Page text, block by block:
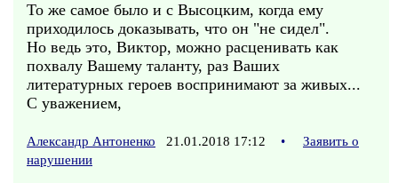
То же самое было и с Высоцким, когда ему
приходилось доказывать, что он "не сидел".
Но ведь это, Виктор, можно расценивать как
похвалу Вашему таланту, раз Ваших
литературных героев воспринимают за живых...
С уважением,
Александр Антоненко 21.01.2018 17:12 •
Заявить о
нарушении